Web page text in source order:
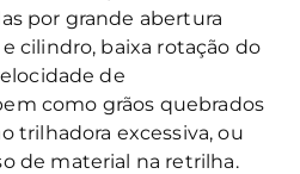
por grande abertura
cilindro, baixa rotação do
de
como grãos quebrados
trilhadora excessiva, ou
de material na retrilha.